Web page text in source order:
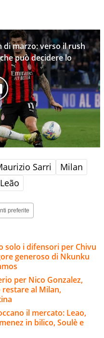
di marzo: verso il rush
può decidere lo
Sarri
Milan
preferite
solo i difensori per Chivu
generoso di Nkunku
per Nico Gonzalez,
restare al Milan,
il mercato: Leao,
in bilico, Soulè e